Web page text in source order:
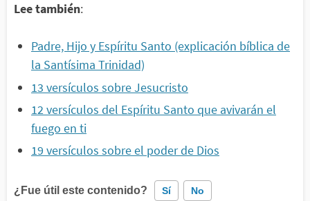
Lee también:
Padre, Hijo y Espíritu Santo (explicación bíblica de
la Santísima Trinidad)
13 versículos sobre Jesucristo
12 versículos del Espíritu Santo que avivarán el
fuego en ti
19 versículos sobre el poder de Dios
¿Fue útil este contenido? Sí No